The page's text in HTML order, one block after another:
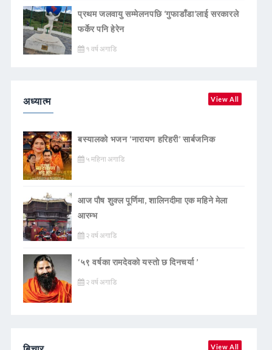
प्रथम जलवायु सम्मेलनपछि ‘गुफाडाँडा’लाई सरकारले
फर्केर पनि हेरेन
१ वर्ष अगाडि
अध्यात्म View All
बस्यालको भजन ‘नारायण हरिहरी’ सार्बजनिक
५ महिना अगाडि
आज पौष शुक्ल पूर्णिमा, शालिनदीमा एक महिने मेला
आरम्भ
२ वर्ष अगाडि
‘५९ वर्षका रामदेवकाे यस्ताे छ दिनचर्या ’
२ वर्ष अगाडि
View All